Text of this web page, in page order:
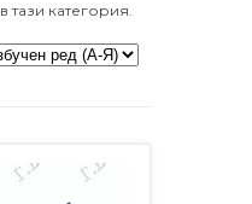
в тази категория.